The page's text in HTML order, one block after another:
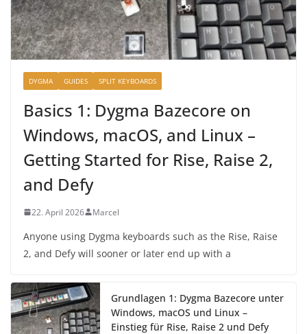
DYGMA GUIDES SPLIT KEYBOARDS
Basics 1: Dygma Bazecore on
Windows, macOS, and Linux –
Getting Started for Rise, Raise 2,
and Defy
22. April 2026 Marcel
Anyone using Dygma keyboards such as the Rise, Raise
2, and Defy will sooner or later end up with a
Grundlagen 1: Dygma Bazecore unter
Windows, macOS und Linux –
Einstieg für Rise, Raise 2 und Defy